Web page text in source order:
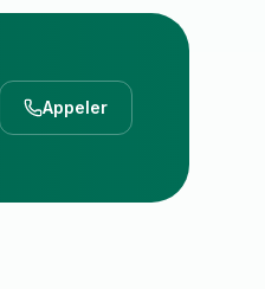
Appeler